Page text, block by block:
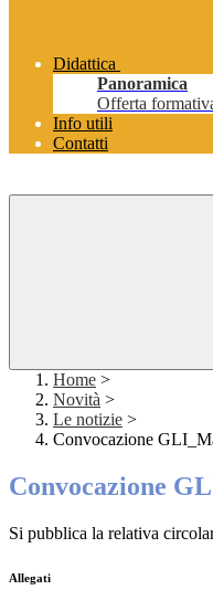
Didattica
Panoramica
Offerta
Info utili
Contatti
Home >
Novità >
Le notizie >
Convocazione
Convocazione
Si pubblica la relativa
Allegati